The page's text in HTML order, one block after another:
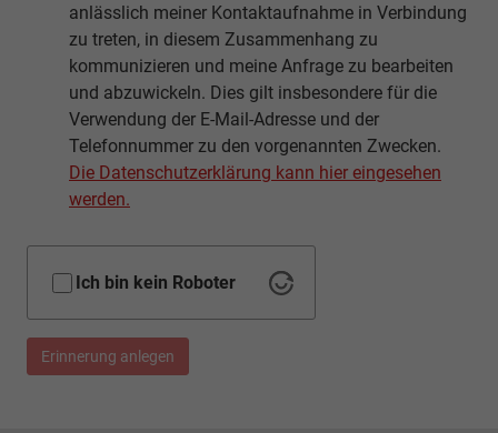
anlässlich meiner Kontaktaufnahme in Verbindung
zu treten, in diesem Zusammenhang zu
kommunizieren und meine Anfrage zu bearbeiten
und abzuwickeln. Dies gilt insbesondere für die
Verwendung der E-Mail-Adresse und der
Telefonnummer zu den vorgenannten Zwecken.
Die Datenschutzerklärung kann hier eingesehen
werden.
Ich bin kein Roboter
Erinnerung anlegen